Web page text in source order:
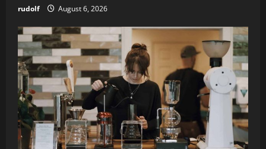
rudolf August 6, 2026